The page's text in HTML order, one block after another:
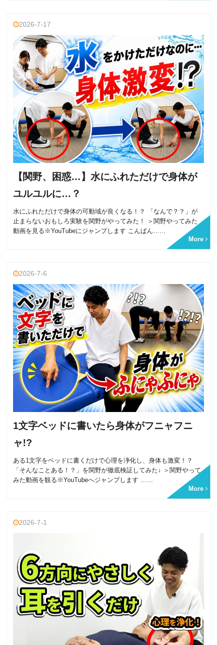
2026-7-17
【関野、困惑…】水にふれただけで身体が
ユルユルに…？
水にふれただけで身体の可動域が良くなる！？ 「なんで？？」が
止まらないおもしろ実験を関野がやってみた！ ＞関野やってみた
動画を見る※YouTubeにジャンプします こんばん……
More
2026-7-6
1文字ベッドに書いたら身体がフニャフニ
ャ!?
ある1文字をベッドに書くだけで心理を浄化し、身体も激変！？
「そんなことある！？」を関野が徹底検証してみた↓ ＞関野やって
みた動画を観る※YouTubeへジャンプします ……
More
2026-7-1